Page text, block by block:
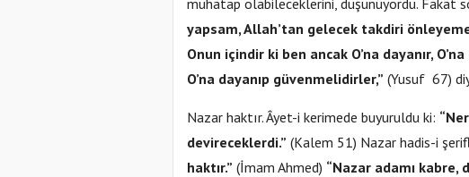
yapsam, Allah’tan gelecek takdiri
Onun içindir ki ben ancak O’na dayanır,
O’na dayanıp güvenmelidirler,” (Yusuf 67)
Nazar haktır. Âyet-i kerimede buyuruldu ki:
devireceklerdi.” (Kalem 51) Nazar hadis-i
haktır.” (İmam Ahmed) “Nazar adamı kabre,